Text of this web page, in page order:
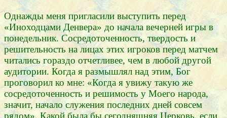
Однажды меня пригласили выступить перед
«Иноходцами Денвера» до начала вечерней игры в
понедельник. Сосредоточенность, твердость и
решительность на лицах этих игроков перед матчем
читались гораздо отчетливее, чем в любой другой
аудитории. Когда я размышлял над этим, Бог
проговорил ко мне: «Когда я увижу такую же
сосредоточенность и решимость у Моего народа,
значит, начало служения последних дней совсем